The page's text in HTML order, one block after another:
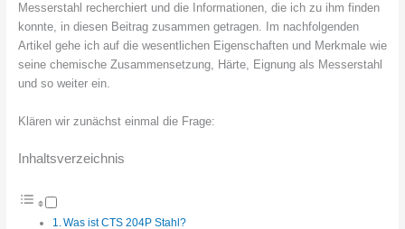
Messerstahl recherchiert und die Informationen, die ich zu ihm finden
konnte, in diesen Beitrag zusammen getragen. Im nachfolgenden
Artikel gehe ich auf die wesentlichen Eigenschaften und Merkmale wie
seine chemische Zusammensetzung, Härte, Eignung als Messerstahl
und so weiter ein.
Klären wir zunächst einmal die Frage:
Inhaltsverzeichnis
Was ist CTS 204P Stahl?